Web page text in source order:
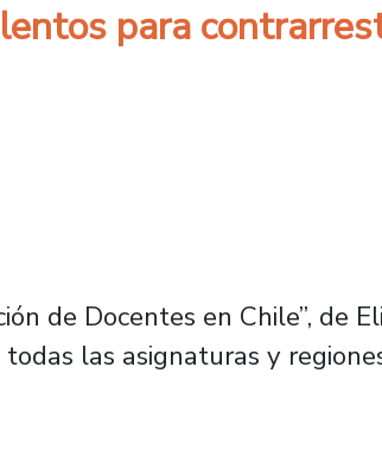
para
de Docentes en Chile”, de
las asignaturas y